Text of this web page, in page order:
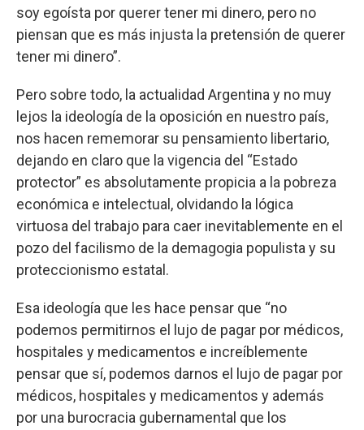
soy egoísta por querer tener mi dinero, pero no
piensan que es más injusta la pretensión de querer
tener mi dinero”.
Pero sobre todo, la actualidad Argentina y no muy
lejos la ideología de la oposición en nuestro país,
nos hacen rememorar su pensamiento libertario,
dejando en claro que la vigencia del “Estado
protector” es absolutamente propicia a la pobreza
económica e intelectual, olvidando la lógica
virtuosa del trabajo para caer inevitablemente en el
pozo del facilismo de la demagogia populista y su
proteccionismo estatal.
Esa ideología que les hace pensar que “no
podemos permitirnos el lujo de pagar por médicos,
hospitales y medicamentos e increíblemente
pensar que sí, podemos darnos el lujo de pagar por
médicos, hospitales y medicamentos y además
por una burocracia gubernamental que los